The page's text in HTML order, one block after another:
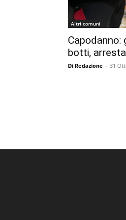
Altri comuni
Capodanno:
botti,
Di Redazione - 31